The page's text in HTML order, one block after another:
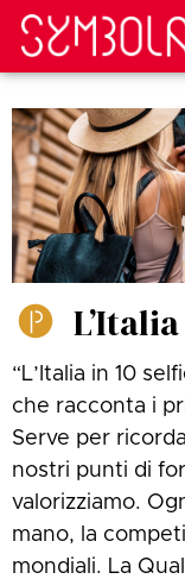
“L’Italia in 10
che racconta i
Serve per
nostri punti di
valorizziamo.
mano, la
mondiali. La